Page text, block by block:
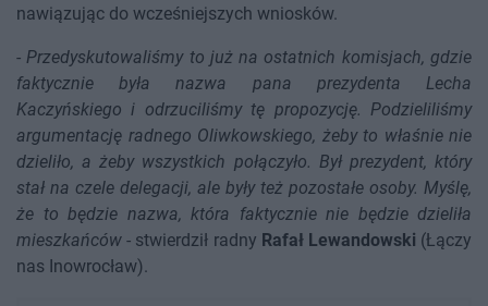
nawiązując do wcześniejszych wniosków.
-Przedyskutowaliśmy to już na ostatnich komisjach, gdzie
faktycznie była nazwa pana prezydenta Lecha
Kaczyńskiego i odrzuciliśmy tę propozycję. Podzieliliśmy
argumentację radnego Oliwkowskiego, żeby to właśnie nie
dzieliło, a żeby wszystkich połączyło. Był prezydent, który
stał na czele delegacji, ale były też pozostałe osoby. Myślę,
że to będzie nazwa, która faktycznie nie będzie dzieliła
mieszkańców - stwierdził radny Rafał Lewandowski (Łączy
nas Inowrocław).